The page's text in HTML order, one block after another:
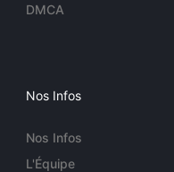
DMCA
Nos Infos
Nos Infos
L'Équipe